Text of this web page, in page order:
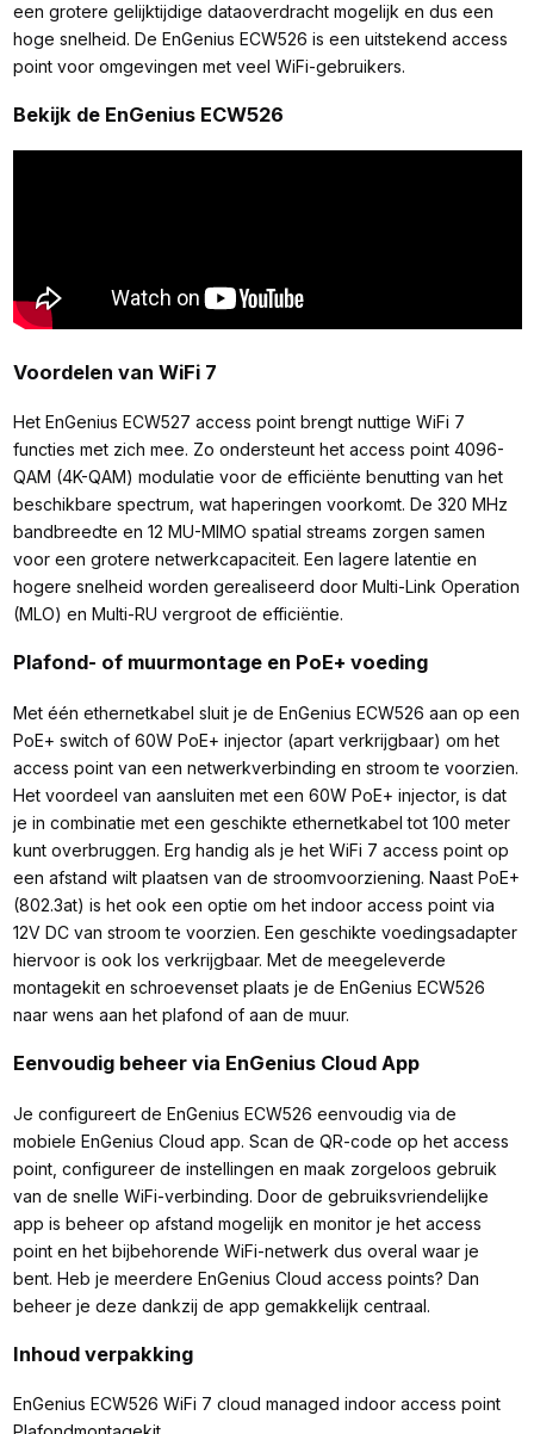
een grotere gelijktijdige dataoverdracht mogelijk en dus een
hoge snelheid. De EnGenius ECW526 is een uitstekend access
point voor omgevingen met veel WiFi-gebruikers.
Bekijk de EnGenius ECW526
Voordelen van WiFi 7
Het EnGenius ECW527 access point brengt nuttige WiFi 7
functies met zich mee. Zo ondersteunt het access point 4096-
QAM (4K-QAM) modulatie voor de efficiënte benutting van het
beschikbare spectrum, wat haperingen voorkomt. De 320 MHz
bandbreedte en 12 MU-MIMO spatial streams zorgen samen
voor een grotere netwerkcapaciteit. Een lagere latentie en
hogere snelheid worden gerealiseerd door Multi-Link Operation
(MLO) en Multi-RU vergroot de efficiëntie.
Plafond- of muurmontage en PoE+ voeding
Met één ethernetkabel sluit je de EnGenius ECW526 aan op een
PoE+ switch of 60W PoE+ injector (apart verkrijgbaar) om het
access point van een netwerkverbinding en stroom te voorzien.
Het voordeel van aansluiten met een 60W PoE+ injector, is dat
je in combinatie met een geschikte ethernetkabel tot 100 meter
kunt overbruggen. Erg handig als je het WiFi 7 access point op
een afstand wilt plaatsen van de stroomvoorziening. Naast PoE+
(802.3at) is het ook een optie om het indoor access point via
12V DC van stroom te voorzien. Een geschikte voedingsadapter
hiervoor is ook los verkrijgbaar. Met de meegeleverde
montagekit en schroevenset plaats je de EnGenius ECW526
naar wens aan het plafond of aan de muur.
Eenvoudig beheer via EnGenius Cloud App
Je configureert de EnGenius ECW526 eenvoudig via de
mobiele EnGenius Cloud app. Scan de QR-code op het access
point, configureer de instellingen en maak zorgeloos gebruik
van de snelle WiFi-verbinding. Door de gebruiksvriendelijke
app is beheer op afstand mogelijk en monitor je het access
point en het bijbehorende WiFi-netwerk dus overal waar je
bent. Heb je meerdere EnGenius Cloud access points? Dan
beheer je deze dankzij de app gemakkelijk centraal.
Inhoud verpakking
EnGenius ECW526 WiFi 7 cloud managed indoor access point